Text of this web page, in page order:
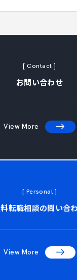
[ Contact ]
お問い合わせ
View More
[ Personal ]
転職相談の問い合
View More